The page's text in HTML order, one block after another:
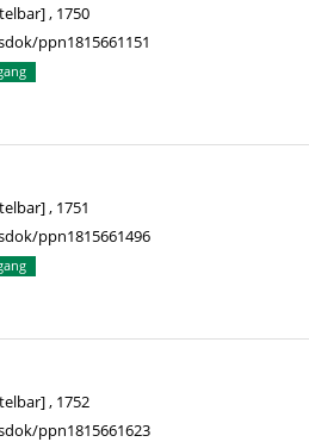
, 1750
ppn1815661151
, 1751
ppn1815661496
, 1752
ppn1815661623